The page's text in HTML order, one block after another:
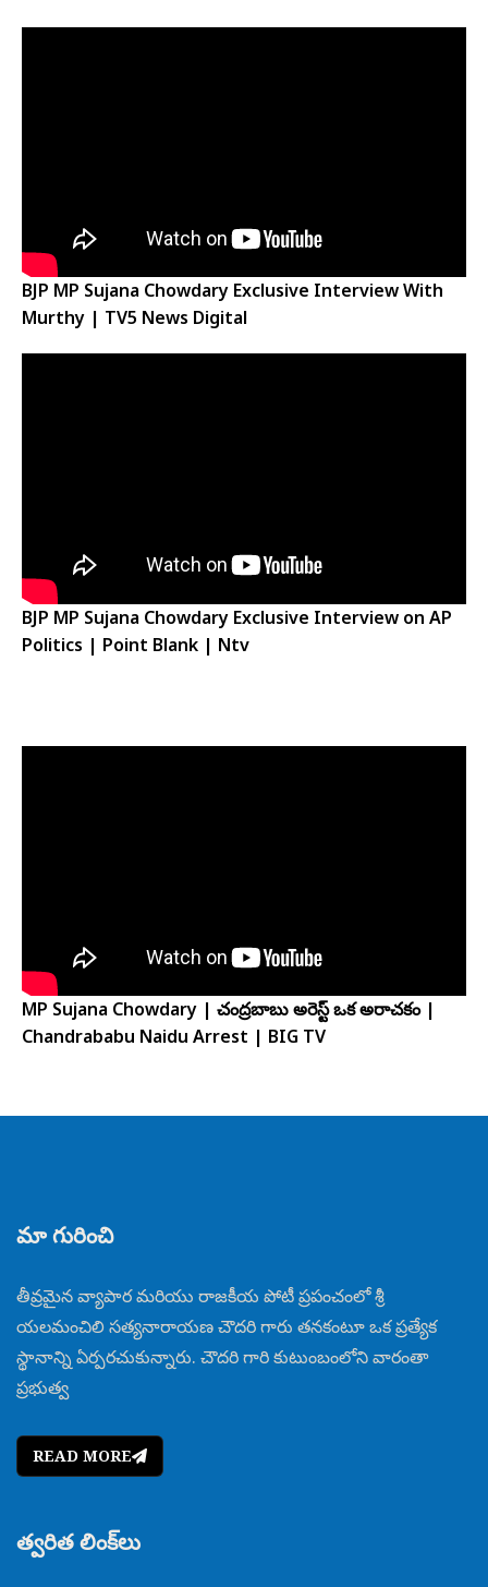
BJP MP Sujana Chowdary Exclusive Interview With
Murthy | TV5 News Digital
BJP MP Sujana Chowdary Exclusive Interview on AP
Politics | Point Blank | Ntv
MP Sujana Chowdary | చంద్రబాబు అరెస్ట్ ఒక అరాచకం |
Chandrababu Naidu Arrest | BIG TV
మా గురించి
తీవ్రమైన వ్యాపార మరియు రాజకీయ పోటీ ప్రపంచంలో శ్రీ
యలమంచిలి సత్యనారాయణ చౌదరి గారు తనకంటూ ఒక ప్రత్యేక
స్థానాన్ని ఏర్పరచుకున్నారు. చౌదరి గారి కుటుంబంలోని వారంతా
ప్రభుత్వ
READ MORE
త్వరిత లింక్‌లు